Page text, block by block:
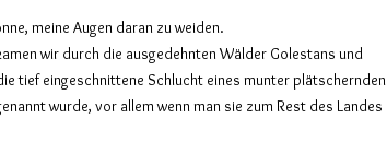
meine Augen daran zu weiden.
wir durch die ausgedehnten Wälder Golestans und
tief eingeschnittene Schlucht eines munter plätschernden
wurde, vor allem wenn man sie zum Rest des Landes